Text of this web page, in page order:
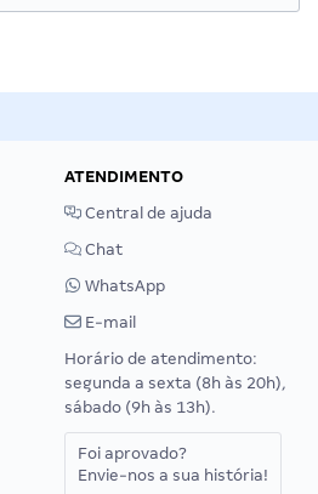
ATENDIMENTO
Central de ajuda
Chat
WhatsApp
E-mail
Horário de atendimento:
segunda a sexta (8h às 20h),
sábado (9h às 13h).
Foi aprovado?
Envie-nos a sua história!